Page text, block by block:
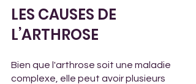
LES CAUSES DE
L’ARTHROSE
Bien que l'arthrose soit une maladie
complexe, elle peut avoir plusieurs